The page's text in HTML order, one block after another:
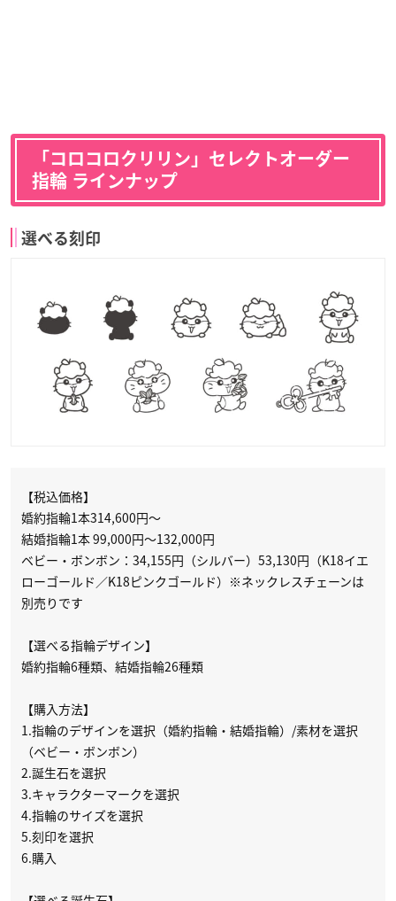
「コロコロクリリン」セレクトオーダー
指輪 ラインナップ
選べる刻印
【税込価格】
婚約指輪1本314,600円～
結婚指輪1本 99,000円～132,000円
ベビー・ボンボン：34,155円（シルバー）53,130円（K18イエ
ローゴールド／K18ピンクゴールド）※ネックレスチェーンは
別売りです
【選べる指輪デザイン】
婚約指輪6種類、結婚指輪26種類
【購入方法】
1.指輪のデザインを選択（婚約指輪・結婚指輪）/素材を選択
（ベビー・ボンボン）
2.誕生石を選択
3.キャラクターマークを選択
4.指輪のサイズを選択
5.刻印を選択
6.購入